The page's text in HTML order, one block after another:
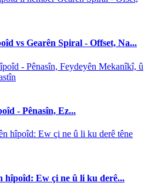
vs Gearên Spiral - Offset, Na...
- Pênasîn, Ez...
hîpoîd: Ew çi ne û li ku derê...